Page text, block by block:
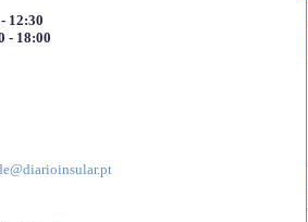
12:30
- 18:00